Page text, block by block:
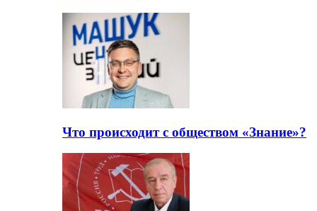
Что происходит с обществом «Знание»?